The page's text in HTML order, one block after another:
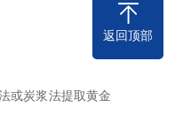
或炭浆法提取黄金
返回顶部